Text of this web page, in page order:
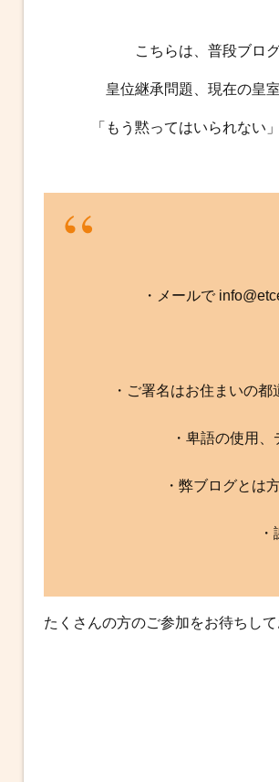
こちらは、普段ブロ
皇位継承問題、現在の皇
「もう黙ってはいられない
・メールで
・ご署名はお住まいの
・卑語の使用
・弊ブログとは
たくさんの方のご参加をお待ちして